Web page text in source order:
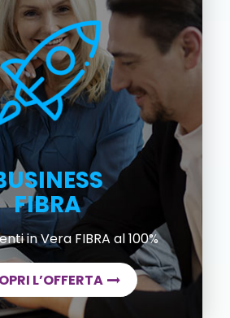
FIBRA
in Vera FIBRA al 100%
L’OFFERTA